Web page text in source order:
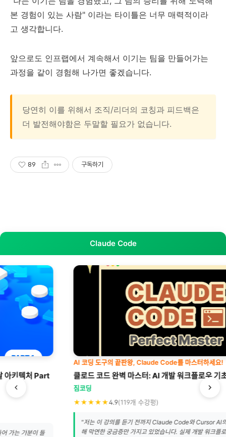
본 경험이 있는 사람" 이라는 타이틀은 너무 매력적이라
고 생각합니다.
앞으로도 인프랩에서 계속해서 이기는 팀을 만들어가는
과정을 같이 경험해 나가면 좋겠습니다.
당연히 이를 위해서 조직/리더의 코칭과 피드백은
더 발전해야함은 두말할 필요가 없습니다.
89 구독하기
Claude Code
AI 코딩 도구의 끝판왕, Claude Code를 마스터하세요!
클로드 코드 완벽 마스터: AI 개발 워크플로우 기초부터 실전까지
짐코딩
(119개 수강평)
"저는 이 강의를 듣기 전까지 Claude Code와 Cursor AI의 실제 활용법에 대
해 막연한 궁금증만 가지고 있었습니다. 실제 개발 워크플로우 안에서 어떻게